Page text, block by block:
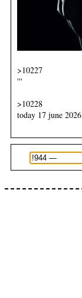
>10227
'''
>10228
today 17 june 2026